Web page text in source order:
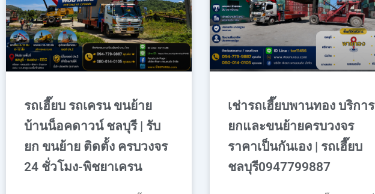
รถเฮี๊ยบ รถเครน ขนย้าย
บ้านน็อคดาวน์ ชลบุรี | รับ
ยก ขนย้าย ติดตั้ง ครบวงจร
24 ชั่วโมง-พิชยาเครน
เช่ารถเฮี๊ยบพานทอง บริการ
ยกและขนย้ายครบวงจร
ราคาเป็นกันเอง | รถเฮี๊ยบ
ชลบุรี0947799887